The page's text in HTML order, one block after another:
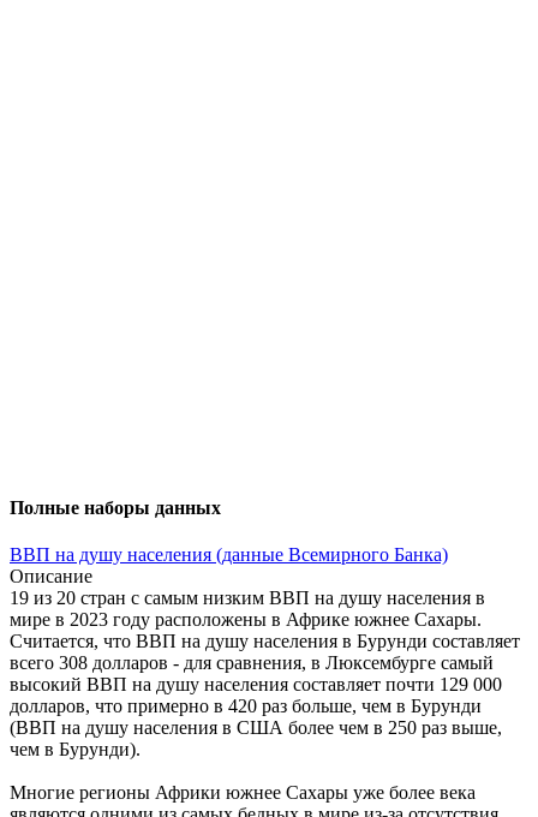
Полные наборы данных
ВВП на душу населения (данные Всемирного Банка)
Описание
19 из 20 стран с самым низким ВВП на душу населения в
мире в 2023 году расположены в Африке южнее Сахары.
Считается, что ВВП на душу населения в Бурунди составляет
всего 308 долларов - для сравнения, в Люксембурге самый
высокий ВВП на душу населения составляет почти 129 000
долларов, что примерно в 420 раз больше, чем в Бурунди
(ВВП на душу населения в США более чем в 250 раз выше,
чем в Бурунди).
Многие регионы Африки южнее Сахары уже более века